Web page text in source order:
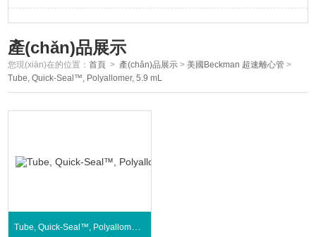
產(chǎn)品展示
您現(xiàn)在的位置：首頁 > 產(chǎn)品展示 >美國Beckman 超速離心管 >
Tube, Quick-Seal™, Polyallomer, 5.9 mL
Tube, Quick-Seal™, Polyallomer, 5.9 mL